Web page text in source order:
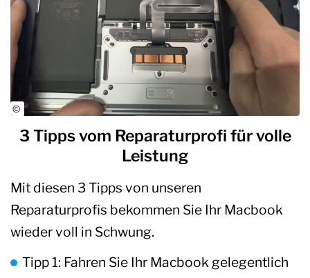
3 Tipps vom Reparaturprofi für volle
Leistung
Mit diesen 3 Tipps von unseren
Reparaturprofis bekommen Sie Ihr Macbook
wieder voll in Schwung.
Tipp 1: Fahren Sie Ihr Macbook gelegentlich